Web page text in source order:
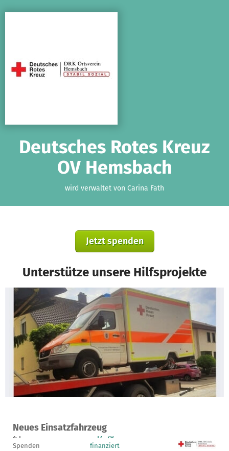
Deutsches Rotes Kreuz
OV Hemsbach
wird verwaltet von Carina Fath
Jetzt spenden
Unterstütze unsere Hilfsprojekte
Neues Einsatzfahrzeug
Ein Projekt in Hemsbach, Deutschland
21
Spenden
17 %
finanziert fehlen noch